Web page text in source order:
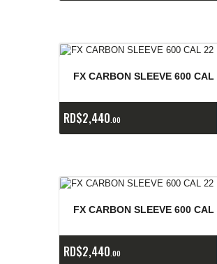
FX CARBON SLEEVE 600 CAL
RD$2,440 00
FX CARBON SLEEVE 600 CAL
RD$2,440 00